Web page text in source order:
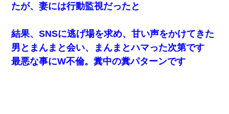
たが、妻には行動監視だったと
結果、SNSに逃げ場を求め、甘い声をかけてきた
男とまんまと会い、まんまとハマった次第です
最悪な事にW不倫。糞中の糞パターンです